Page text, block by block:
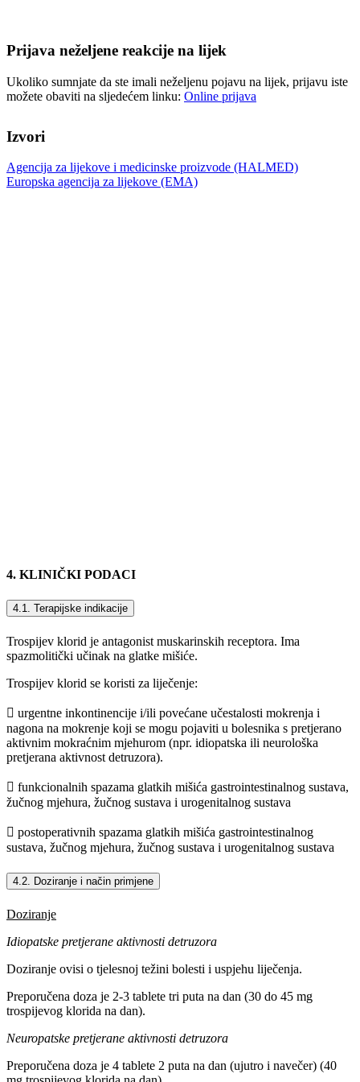
Prijava neželjene reakcije na lijek
Ukoliko sumnjate da ste imali neželjenu pojavu na lijek, prijavu iste
možete obaviti na sljedećem linku: Online prijava
Izvori
Agencija za lijekove i medicinske proizvode (HALMED)
Europska agencija za lijekove (EMA)
4. KLINIČKI PODACI
4.1. Terapijske indikacije
Trospijev klorid je antagonist muskarinskih receptora. Ima
spazmolitički učinak na glatke mišiće.
Trospijev klorid se koristi za liječenje:
 urgentne inkontinencije i/ili povećane učestalosti mokrenja i
nagona na mokrenje koji se mogu pojaviti u bolesnika s pretjerano
aktivnim mokraćnim mjehurom (npr. idiopatska ili neurološka
pretjerana aktivnost detruzora).
 funkcionalnih spazama glatkih mišića gastrointestinalnog sustava,
žučnog mjehura, žučnog sustava i urogenitalnog sustava
 postoperativnih spazama glatkih mišića gastrointestinalnog
sustava, žučnog mjehura, žučnog sustava i urogenitalnog sustava
4.2. Doziranje i način primjene
Doziranje
Idiopatske pretjerane aktivnosti detruzora
Doziranje ovisi o tjelesnoj težini bolesti i uspjehu liječenja.
Preporučena doza je 2-3 tablete tri puta na dan (30 do 45 mg
trospijevog klorida na dan).
Neuropatske pretjerane aktivnosti detruzora
Preporučena doza je 4 tablete 2 puta na dan (ujutro i navečer) (40